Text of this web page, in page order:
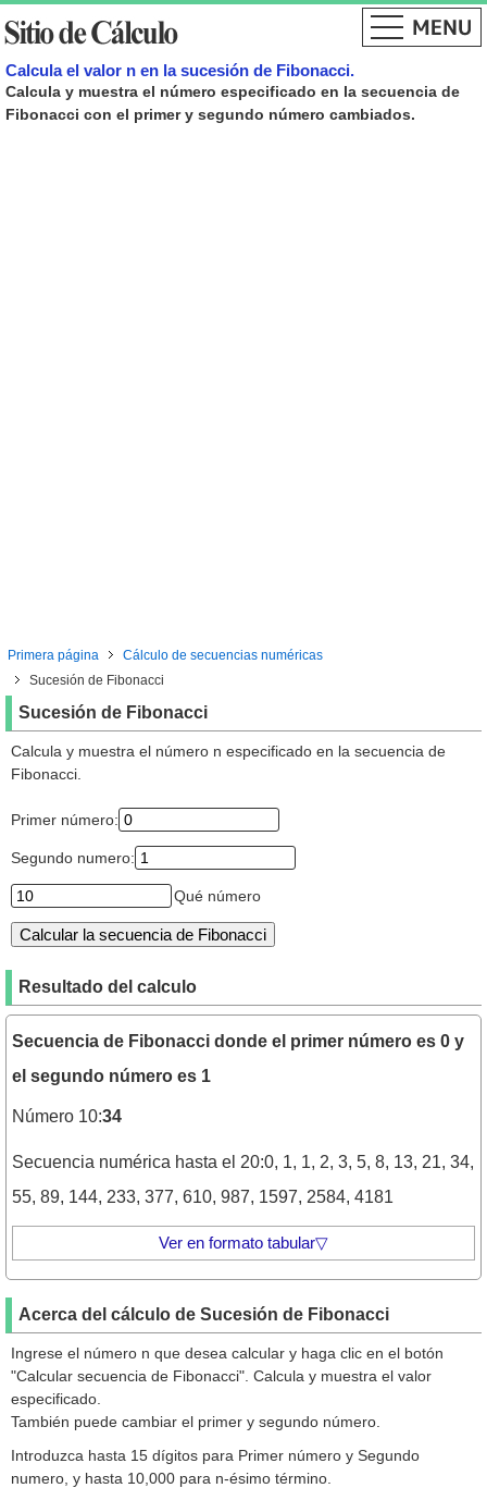
Calcula el valor n en la sucesión de Fibonacci.
Calcula y muestra el número especificado en la secuencia de
Fibonacci con el primer y segundo número cambiados.
Primera página
Cálculo de secuencias numéricas
Sucesión de Fibonacci
Sucesión de Fibonacci
Calcula y muestra el número n especificado en la secuencia de
Fibonacci.
Primer número:
Segundo numero:
Qué número
Resultado del calculo
Secuencia de Fibonacci donde el primer número es 0 y
el segundo número es 1
Número 10:34
Secuencia numérica hasta el 20:0, 1, 1, 2, 3, 5, 8, 13, 21, 34,
55, 89, 144, 233, 377, 610, 987, 1597, 2584, 4181
Ver en formato tabular▽
enésimo Valor
1
2
4
5
Acerca del cálculo de Sucesión de Fibonacci
Ingrese el número n que desea calcular y haga clic en el botón
"Calcular secuencia de Fibonacci". Calcula y muestra el valor
especificado.
También puede cambiar el primer y segundo número.
Introduzca hasta 15 dígitos para Primer número y Segundo
numero, y hasta 10,000 para n-ésimo término.